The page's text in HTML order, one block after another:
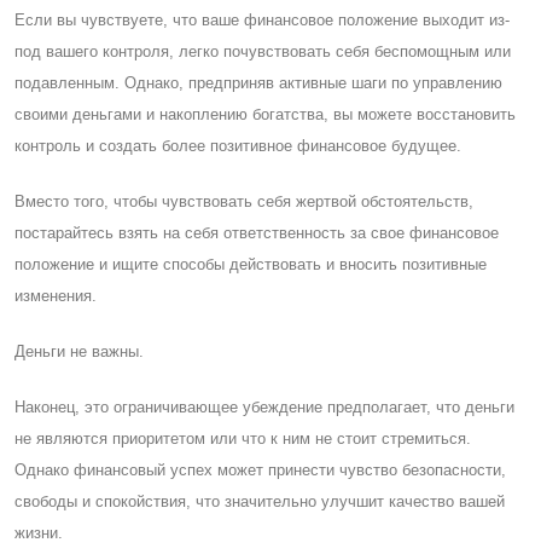
Eсли вы чувствуете, что ваше финансовое положение выходит из-
под вашего контроля, легко почувствовать себя беспомощным или
подавленным. Однако, предприняв активные шаги по управлению
своими деньгами и накоплению богатства, вы можете восстановить
контроль и создать более позитивное финансовое будущее.
Вместо того, чтобы чувствовать себя жертвой обстоятельств,
постарайтесь взять на себя ответственность за свое финансовое
положение и ищите способы действовать и вносить позитивные
изменения.
Деньги не важны.
Наконец, это ограничивающее убеждение предполагает, что деньги
не являются приоритетом или что к ним не стоит стремиться.
Однако финансовый успех может принести чувство безопасности,
свободы и спокойствия, что значительно улучшит качество вашей
жизни.